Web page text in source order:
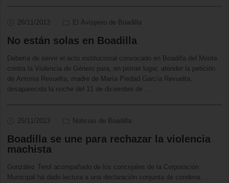
26/11/2013 El Avispero de Boadilla
No están solas en Boadilla
Debería de servir el acto institucional convocado en Boadilla del Monte
contra la Violencia de Género para, en primer lugar, atender la petición
de Antonia Revuelta, madre de María Piedad García Revuelta,
desaparecida la noche del 11 de diciembre de
25/11/2013 Noticias de Boadilla
Boadilla se une para rechazar la violencia
machista
González Terol acompañado de los concejales de la Corporación
Municipal ha dado lectura a una declaración conjunta de condena.